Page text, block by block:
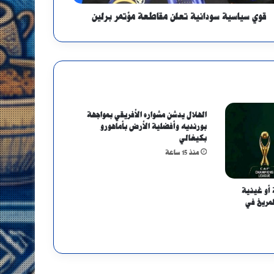
قوي سياسية سودانية تعلن مقاطعة مؤتمر برلين
أو غينية
في
الهلال يدشن مشواره الأفريقي بمواجهة
بورنديه وأفضلية الأرض بأماهورو
بكيغالي
منذ 15 ساعة